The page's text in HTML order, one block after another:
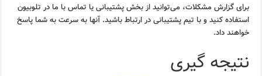
برای گزارش مشکلات، می‌توانید از بخش پشتیبانی یا تماس با ما در تلوبیون
استفاده کنید و با تیم پشتیبانی در ارتباط باشید. آنها به سرعت به شما پاسخ
خواهند داد.
نتیجه گیری